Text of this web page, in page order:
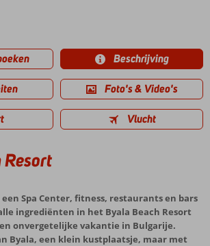
Beschrijving
Foto's & Video's
Vlucht
een Spa Center, fitness, restaurants en bars
ingrediënten in het Byala Beach Resort
onvergetelijke vakantie in Bulgarije.
Byala, een klein kustplaatsje, maar met